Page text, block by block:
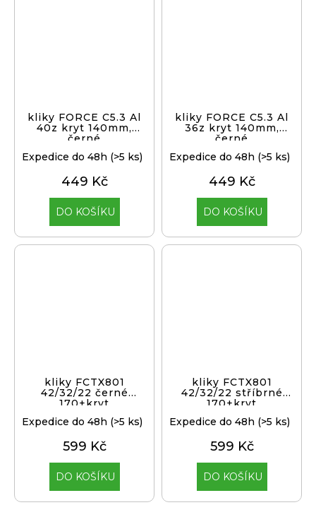
kliky FORCE C5.3 Al
40z kryt 140mm,
černé
Expedice do 48h (>5 ks)
449 Kč
DO KOŠÍKU
kliky FORCE C5.3 Al
36z kryt 140mm,
černé
Expedice do 48h (>5 ks)
449 Kč
DO KOŠÍKU
kliky FCTX801
42/32/22 černé
170+kryt
Expedice do 48h (>5 ks)
599 Kč
DO KOŠÍKU
kliky FCTX801
42/32/22 stříbrné
170+kryt
Expedice do 48h (>5 ks)
599 Kč
DO KOŠÍKU